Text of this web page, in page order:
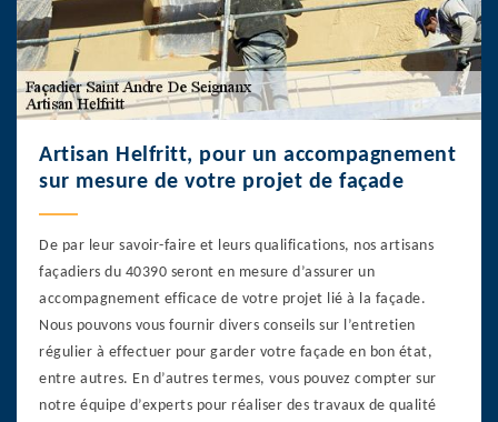
Artisan Helfritt, pour un accompagnement
sur mesure de votre projet de façade
De par leur savoir-faire et leurs qualifications, nos artisans
façadiers du 40390 seront en mesure d’assurer un
accompagnement efficace de votre projet lié à la façade.
Nous pouvons vous fournir divers conseils sur l’entretien
régulier à effectuer pour garder votre façade en bon état,
entre autres. En d’autres termes, vous pouvez compter sur
notre équipe d’experts pour réaliser des travaux de qualité